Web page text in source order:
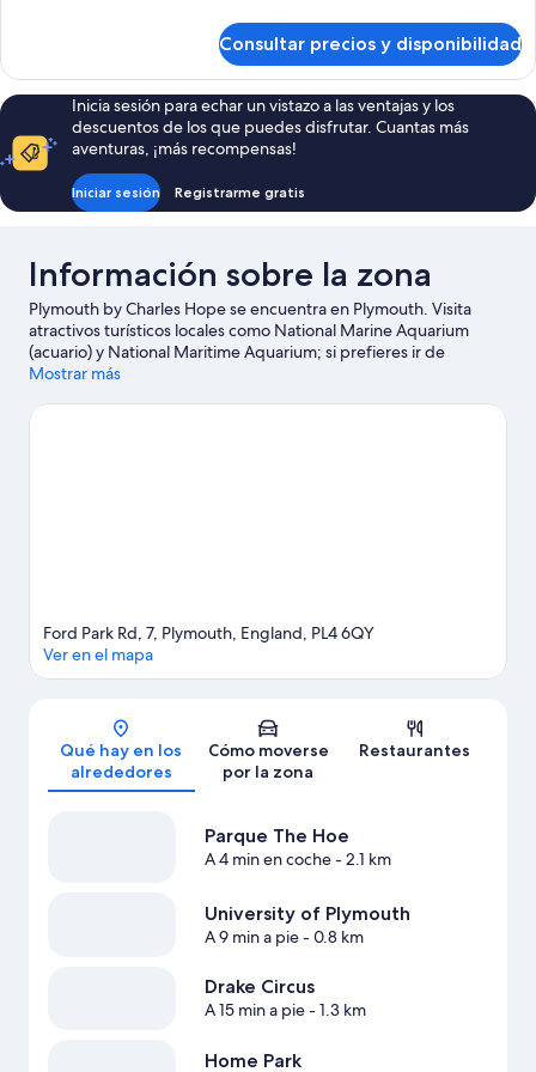
Bedroom
Apartment
Consultar precios y disponibilidad
Inicia sesión para echar un vistazo a las ventajas y los
descuentos de los que puedes disfrutar. Cuantas más
aventuras, ¡más recompensas!
Iniciar sesión Registrarme gratis
Información sobre la zona
Plymouth by Charles Hope se encuentra en Plymouth. Visita
atractivos turísticos locales como National Marine Aquarium
(acuario) y National Maritime Aquarium; si prefieres ir de
compras, acércate a Drake Circus o Mercado Tavistock Pannier.
merecen la pena.
Mostrar más
Mapa
Ford Park Rd, 7, Plymouth, England, PL4 6QY
Ver en el mapa
Qué hay en los
alrededores
Cómo moverse
por la zona
Restaurantes
Parque The Hoe
A 4 min en coche- 2.1 km
University of Plymouth
A 9 min a pie- 0.8 km
Drake Circus
A 15 min a pie- 1.3 km
Home Park